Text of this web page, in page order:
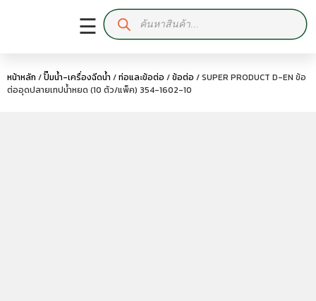
☰
หน้าหลัก /ปั๊มน้ำ-เครื่องฉีดน้ำ /ท่อและข้อต่อ /ข้อต่อ / SUPER PRODUCT D-EN ข้อ
ต่ออุดปลายเทปน้ำหยด (10 ตัว/แพ็ค) 354-1602-10